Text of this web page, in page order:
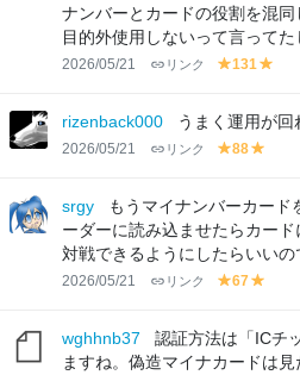
ナンバーとカードの役割を混
目的外使用しないって言って
2026/05/21 リンク
y
lo
w
131
lo
rizenback000 うまく運用が
2026/05/21 リンク
y
lo
w
88
lo
w
srgy
もうマイナンバーカード
ーダーに読み込ませたらカー
対戦できるようにしたらいいの
2026/05/21 リンク
y
lo
w
67
lo
w
wghhnb37
認証方法は「ICチ
ますね。偽造マイナカードは